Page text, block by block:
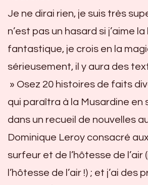
Je ne dirai rien, je suis très
n’est pas un hasard si j’aime
fantastique, je crois en la
sérieusement, il y aura des
» Osez 20 histoires de faits
qui paraîtra à la Musardine en
dans un recueil de nouvelles
Dominique Leroy consacré
surfeur et de l’hôtesse de l’air
l’hôtesse de l’air !) ; et j’ai des